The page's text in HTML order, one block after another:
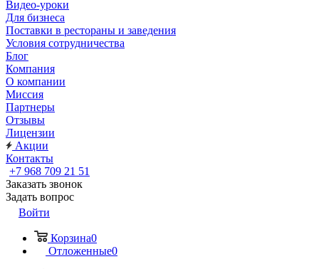
Видео-уроки
Для бизнеса
Поставки в рестораны и заведения
Условия сотрудничества
Блог
Компания
О компании
Миссия
Партнеры
Отзывы
Лицензии
Акции
Контакты
+7 968 709 21 51
Заказать звонок
Задать вопрос
Войти
Корзина0
Отложенные0